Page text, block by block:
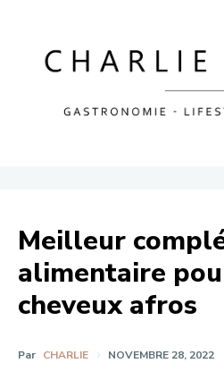
Meilleur
alimentaire
cheveux afros
Par CHARLIE NOVEMBRE 28, 2022